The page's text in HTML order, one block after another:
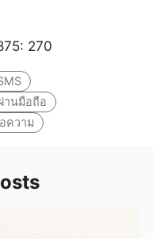
270
านมือถือ
ความ